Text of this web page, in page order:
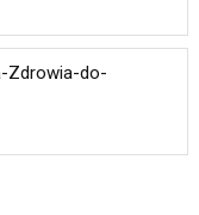
Zdrowia-do-